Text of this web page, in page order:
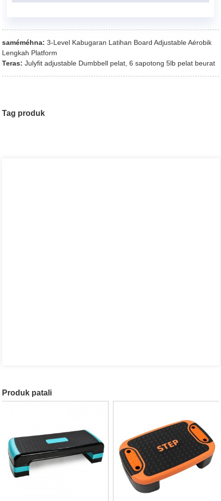
saméméhna: 3-Level Kabugaran Latihan Board Adjustable Aérobik
Lengkah Platform
Teras: Julyfit adjustable Dumbbell pelat, 6 sapotong 5lb pelat beurat
Tag produk
Produk patali